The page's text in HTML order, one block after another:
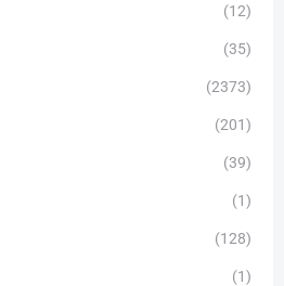
(12)
(35)
(2373)
(201)
(39)
(1)
(128)
(1)